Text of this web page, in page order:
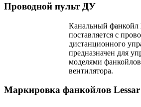
Проводной пульт ДУ
Канальный фанкойл
поставляется с
дистанционного
предназначен для
моделями
вентилятора.
Маркировка фанкойлов Lessar